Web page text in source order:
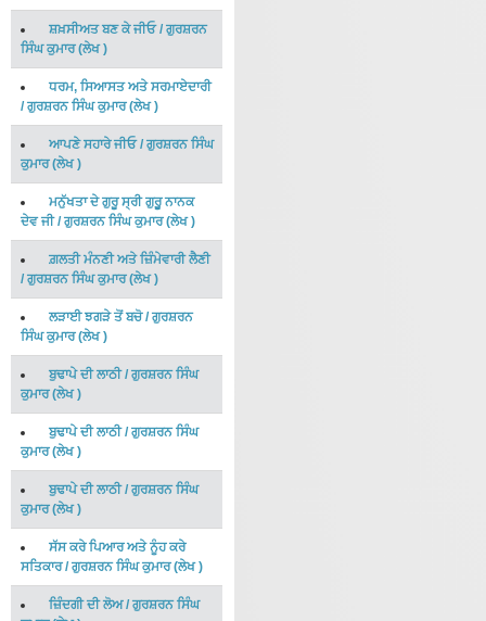
ਸ਼ਖ਼ਸੀਅਤ ਬਣ ਕੇ ਜੀਓ/ ਗੁਰਸ਼ਰਨ
ਸਿੰਘ ਕੁਮਾਰ(ਲੇਖ)
ਧਰਮ, ਸਿਆਸਤ ਅਤੇ ਸਰਮਾਏਦਾਰੀ
/ਗੁਰਸ਼ਰਨ ਸਿੰਘ ਕੁਮਾਰ(ਲੇਖ)
ਆਪਣੇ ਸਹਾਰੇ ਜੀਓ/ ਗੁਰਸ਼ਰਨ ਸਿੰਘ
ਕੁਮਾਰ(ਲੇਖ)
ਮਨੁੱਖਤਾ ਦੇ ਗੁਰੂ ਸ੍ਰੀ ਗੁਰੂੁ ਨਾਨਕ
ਦੇਵ ਜੀ/ਗੁਰਸ਼ਰਨ ਸਿੰਘ ਕੁਮਾਰ(ਲੇਖ)
ਗ਼ਲਤੀ ਮੰਨਣੀ ਅਤੇ ਜ਼ਿੰਮੇਵਾਰੀ ਲੈਣੀ
/ ਗੁਰਸ਼ਰਨ ਸਿੰਘ ਕੁਮਾਰ(ਲੇਖ)
ਲੜਾਈ ਝਗੜੇ ਤੋਂ ਬਚੋ/ਗੁਰਸ਼ਰਨ
ਸਿੰਘ ਕੁਮਾਰ(ਲੇਖ)
ਬੁਢਾਪੇ ਦੀ ਲਾਠੀ/ ਗੁਰਸ਼ਰਨ ਸਿੰਘ
ਕੁਮਾਰ(ਲੇਖ)
ਬੁਢਾਪੇ ਦੀ ਲਾਠੀ/ਗੁਰਸ਼ਰਨ ਸਿੰਘ
ਕੁਮਾਰ(ਲੇਖ)
ਬੁਢਾਪੇ ਦੀ ਲਾਠੀ/ ਗੁਰਸ਼ਰਨ ਸਿੰਘ
ਕੁਮਾਰ(ਲੇਖ)
ਸੱਸ ਕਰੇ ਪਿਆਰ ਅਤੇ ਨੂੰਹ ਕਰੇ
ਸਤਿਕਾਰ/ਗੁਰਸ਼ਰਨ ਸਿੰਘ ਕੁਮਾਰ(ਲੇਖ)
ਜ਼ਿੰਦਗੀ ਦੀ ਲੋਅ/ ਗੁਰਸ਼ਰਨ ਸਿੰਘ